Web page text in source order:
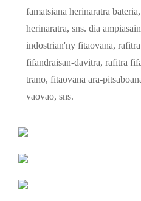
famatsiana herinaratra
herinaratra, sns. dia
indostrian'ny fitaovana,
fifandraisan-davitra, rafitra
trano, fitaovana ara-
vaovao, sns.